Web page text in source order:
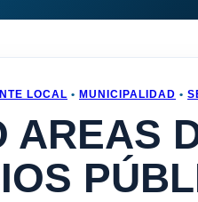
LOCAL • MUNICIPALIDAD •
AREAS